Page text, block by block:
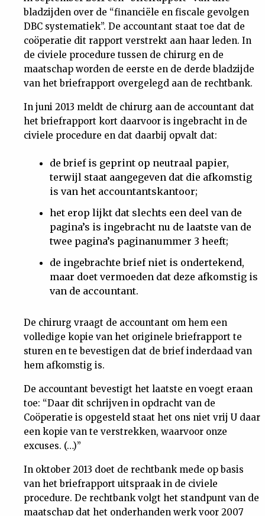
bladzijden over de “financiële en fiscale gevolgen
DBC systematiek”. De accountant staat toe dat de
coöperatie dit rapport verstrekt aan haar leden. In
de civiele procedure tussen de chirurg en de
maatschap worden de eerste en de derde bladzijde
van het briefrapport overgelegd aan de rechtbank.
In juni 2013 meldt de chirurg aan de accountant dat
het briefrapport kort daarvoor is ingebracht in de
civiele procedure en dat daarbij opvalt dat:
de brief is geprint op neutraal papier,
terwijl staat aangegeven dat die afkomstig
is van het accountantskantoor;
het erop lijkt dat slechts een deel van de
pagina’s is ingebracht nu de laatste van de
twee pagina’s paginanummer 3 heeft;
de ingebrachte brief niet is ondertekend,
maar doet vermoeden dat deze afkomstig is
van de accountant.
De chirurg vraagt de accountant om hem een
volledige kopie van het originele briefrapport te
sturen en te bevestigen dat de brief inderdaad van
hem afkomstig is.
De accountant bevestigt het laatste en voegt eraan
toe: “Daar dit schrijven in opdracht van de
Coöperatie is opgesteld staat het ons niet vrij U daar
een kopie van te verstrekken, waarvoor onze
excuses. (…)”
In oktober 2013 doet de rechtbank mede op basis
van het briefrapport uitspraak in de civiele
procedure. De rechtbank volgt het standpunt van de
maatschap dat het onderhanden werk voor 2007